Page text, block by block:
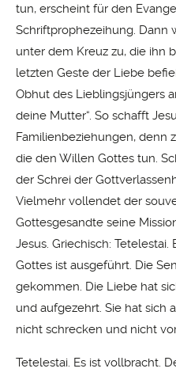
tun, erscheint für den
Schriftprophezeihung. Dann
unter dem Kreuz zu, die ihn
letzten Geste der Liebe
Obhut des Lieblingsjüngers
deine Mutter“. So schafft
Familienbeziehungen, denn
die den Willen Gottes tun.
der Schrei der
Vielmehr vollendet der
Gottesgesandte seine
Jesus. Griechisch:
Gottes ist ausgeführt. Die
gekommen. Die Liebe hat
und aufgezehrt. Sie hat sich
nicht schrecken und nicht
Tetelestai. Es ist vollbracht.